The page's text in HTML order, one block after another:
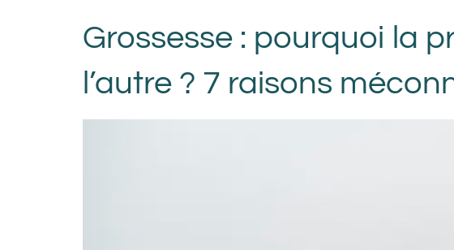
Grossesse : pourquoi la
l’autre ? 7 raisons